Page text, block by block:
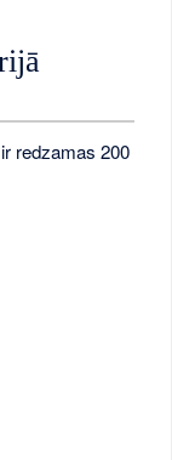
redzamas 200